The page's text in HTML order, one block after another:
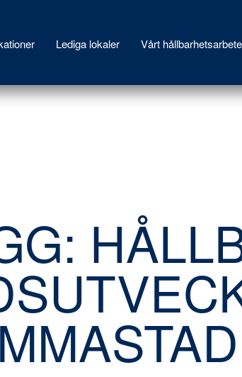
Lediga lokaler Vårt hållbarhetsarbete